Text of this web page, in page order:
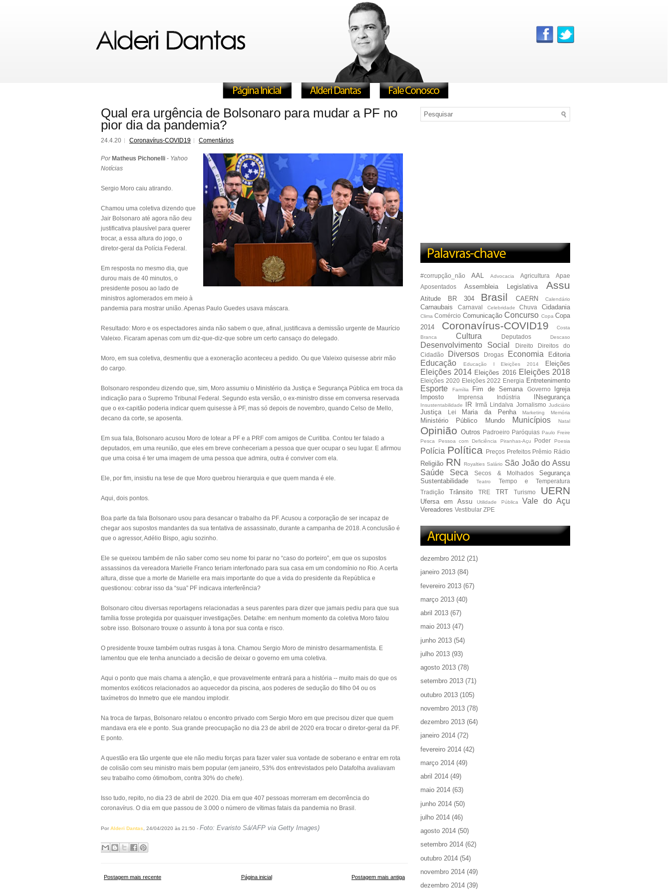
Qual era urgência de Bolsonaro para mudar a PF no
pior dia da pandemia?
24.4.20 Coronavírus-COVID19 Comentários
Por Matheus Pichonelli - Yahoo
Notícias
Sergio Moro caiu atirando.
Chamou uma coletiva dizendo que
Jair Bolsonaro até agora não deu
justificativa plausível para querer
trocar, a essa altura do jogo, o
diretor-geral da Polícia Federal.
Em resposta no mesmo dia, que
durou mais de 40 minutos, o
presidente posou ao lado de
ministros aglomerados em meio à
pandemia para mostrar união. Apenas Paulo Guedes usava máscara.
Resultado: Moro e os espectadores ainda não sabem o que, afinal, justificava a demissão urgente de Maurício
Valeixo. Ficaram apenas com um diz-que-diz-que sobre um certo cansaço do delegado.
Moro, em sua coletiva, desmentiu que a exoneração aconteceu a pedido. Ou que Valeixo quisesse abrir mão
do cargo.
Bolsonaro respondeu dizendo que, sim, Moro assumiu o Ministério da Justiça e Segurança Pública em troca da
indicação para o Supremo Tribunal Federal. Segundo esta versão, o ex-ministro disse em conversa reservada
que o ex-capitão poderia indicar quem quisesse à PF, mas só depois de novembro, quando Celso de Mello,
decano da corte, se aposenta.
Em sua fala, Bolsonaro acusou Moro de lotear a PF e a PRF com amigos de Curitiba. Contou ter falado a
deputados, em uma reunião, que eles em breve conheceriam a pessoa que quer ocupar o seu lugar. E afirmou
que uma coisa é ter uma imagem de uma pessoa que admira, outra é conviver com ela.
Ele, por fim, insistiu na tese de que Moro quebrou hierarquia e que quem manda é ele.
Aqui, dois pontos.
Boa parte da fala Bolsonaro usou para desancar o trabalho da PF. Acusou a corporação de ser incapaz de
chegar aos supostos mandantes da sua tentativa de assassinato, durante a campanha de 2018. A conclusão é
que o agressor, Adélio Bispo, agiu sozinho.
Ele se queixou também de não saber como seu nome foi parar no “caso do porteiro”, em que os supostos
assassinos da vereadora Marielle Franco teriam interfonado para sua casa em um condomínio no Rio. A certa
altura, disse que a morte de Marielle era mais importante do que a vida do presidente da República e
questionou: cobrar isso da “sua” PF indicava interferência?
Bolsonaro citou diversas reportagens relacionadas a seus parentes para dizer que jamais pediu para que sua
família fosse protegida por quaisquer investigações. Detalhe: em nenhum momento da coletiva Moro falou
sobre isso. Bolsonaro trouxe o assunto à tona por sua conta e risco.
O presidente trouxe também outras rusgas à tona. Chamou Sergio Moro de ministro desarmamentista. E
lamentou que ele tenha anunciado a decisão de deixar o governo em uma coletiva.
Aqui o ponto que mais chama a atenção, e que provavelmente entrará para a história -- muito mais do que os
momentos exóticos relacionados ao aquecedor da piscina, aos poderes de sedução do filho 04 ou os
taxímetros do Inmetro que ele mandou implodir.
Na troca de farpas, Bolsonaro relatou o encontro privado com Sergio Moro em que precisou dizer que quem
mandava era ele e ponto. Sua grande preocupação no dia 23 de abril de 2020 era trocar o diretor-geral da PF.
E ponto.
A questão era tão urgente que ele não mediu forças para fazer valer sua vontade de soberano e entrar em rota
de colisão com seu ministro mais bem popular (em janeiro, 53% dos entrevistados pelo Datafolha avaliavam
seu trabalho como ótimo/bom, contra 30% do chefe).
Isso tudo, repito, no dia 23 de abril de 2020. Dia em que 407 pessoas morreram em decorrência do
coronavírus. O dia em que passou de 3.000 o número de vítimas fatais da pandemia no Brasil.
Por Alderi Dantas , 24/04/2020 às 21:50 - Foto: Evaristo Sá/AFP via Getty Images)
Postagem mais recente Postagem mais antiga
Página inicial
#corrupção_não AAL Advocacia Agricultura
Apae
Aposentados
Assembleia Legislativa Assu
Atitude BR 304 Brasil CAERN Calendário
Carnaubais Carnaval Celebridade Chuva Cidadania
Clima Comércio Comunicação Concurso Copa Copa
2014
Coronavírus-COVID19
Costa
Branca
Cultura Deputados Descaso
Desenvolvimento Social Direito
Direitos do
Cidadão
Diversos Drogas Economia Editoria
Educação Educação I Eleições 2014 Eleições
Eleições 2014 Eleições 2016 Eleições 2018
Eleições 2020 Eleições 2022 Energia Entretenimento
Esporte Família Fim de Semana Governo
Igreja
Imposto
Imprensa Indústria INsegurança
Insustentabilidade IR Irmã Lindalva Jornalismo Judiciário
Justiça Lei Maria da Penha Marketing Memória
Ministério Público Mundo Municípios Natal
Opinião Outros Padroeiro Paróquias Paulo Freire
Pesca
Pessoa com Deficiência Piranhas-Açu Poder Poesia
Polícia Política Preços Prefeitos Prêmio Rádio
Religião RN Royalties Salário São João do Assu
Saúde
Seca Secos & Molhados
Segurança
Sustentabilidade
Teatro
Tempo e Temperatura
Tradição
Trânsito TRE TRT Turismo UERN
Ufersa em Assu Utilidade Pública Vale do Açu
Vereadores Vestibular ZPE
dezembro 2012 (21)
janeiro 2013 (84)
fevereiro 2013 (67)
março 2013 (40)
abril 2013 (67)
maio 2013 (47)
junho 2013 (54)
julho 2013 (93)
agosto 2013 (78)
setembro 2013 (71)
outubro 2013 (105)
novembro 2013 (78)
dezembro 2013 (64)
janeiro 2014 (72)
fevereiro 2014 (42)
março 2014 (49)
abril 2014 (49)
maio 2014 (63)
junho 2014 (50)
julho 2014 (46)
agosto 2014 (50)
setembro 2014 (62)
outubro 2014 (54)
novembro 2014 (49)
dezembro 2014 (39)